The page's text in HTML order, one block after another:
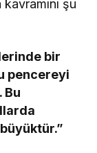
şu
bir
pencereyi
Bu